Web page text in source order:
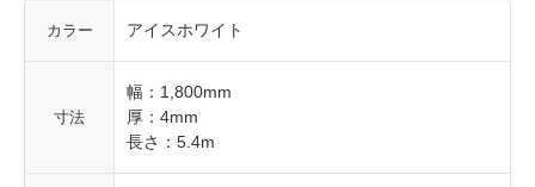
カラー アイスホワイト
寸法
幅：1,800mm
厚：4mm
長さ：5.4m